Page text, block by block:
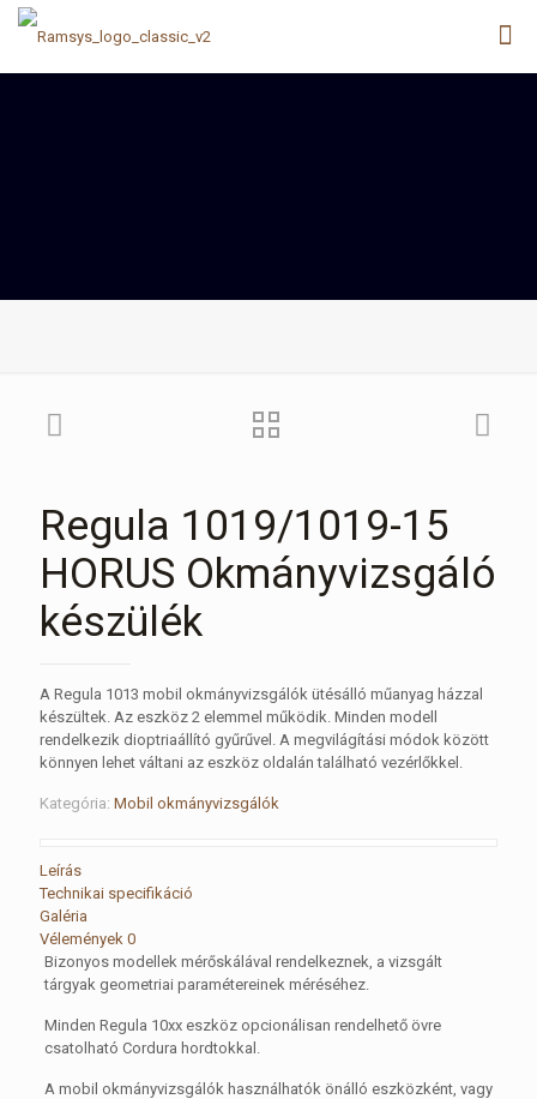
Regula 1019/1019-15
HORUS Okmányvizsgáló
készülék
A Regula 1013 mobil okmányvizsgálók ütésálló műanyag házzal
készültek. Az eszköz 2 elemmel működik. Minden modell
rendelkezik dioptriaállító gyűrűvel. A megvilágítási módok között
könnyen lehet váltani az eszköz oldalán található vezérlőkkel.
Kategória: Mobil okmányvizsgálók
Leírás
Technikai specifikáció
Galéria
Vélemények 0
Bizonyos modellek mérőskálával rendelkeznek, a vizsgált
tárgyak geometriai paramétereinek méréséhez.
Minden Regula 10xx eszköz opcionálisan rendelhető övre
csatolható Cordura hordtokkal.
A mobil okmányvizsgálók használhatók önálló eszközként, vagy